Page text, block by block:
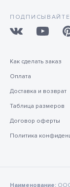
Как сделать заказ
Оплата
Доставка и возврат
Таблица размеров
Договор оферты
Политика
Наименование: